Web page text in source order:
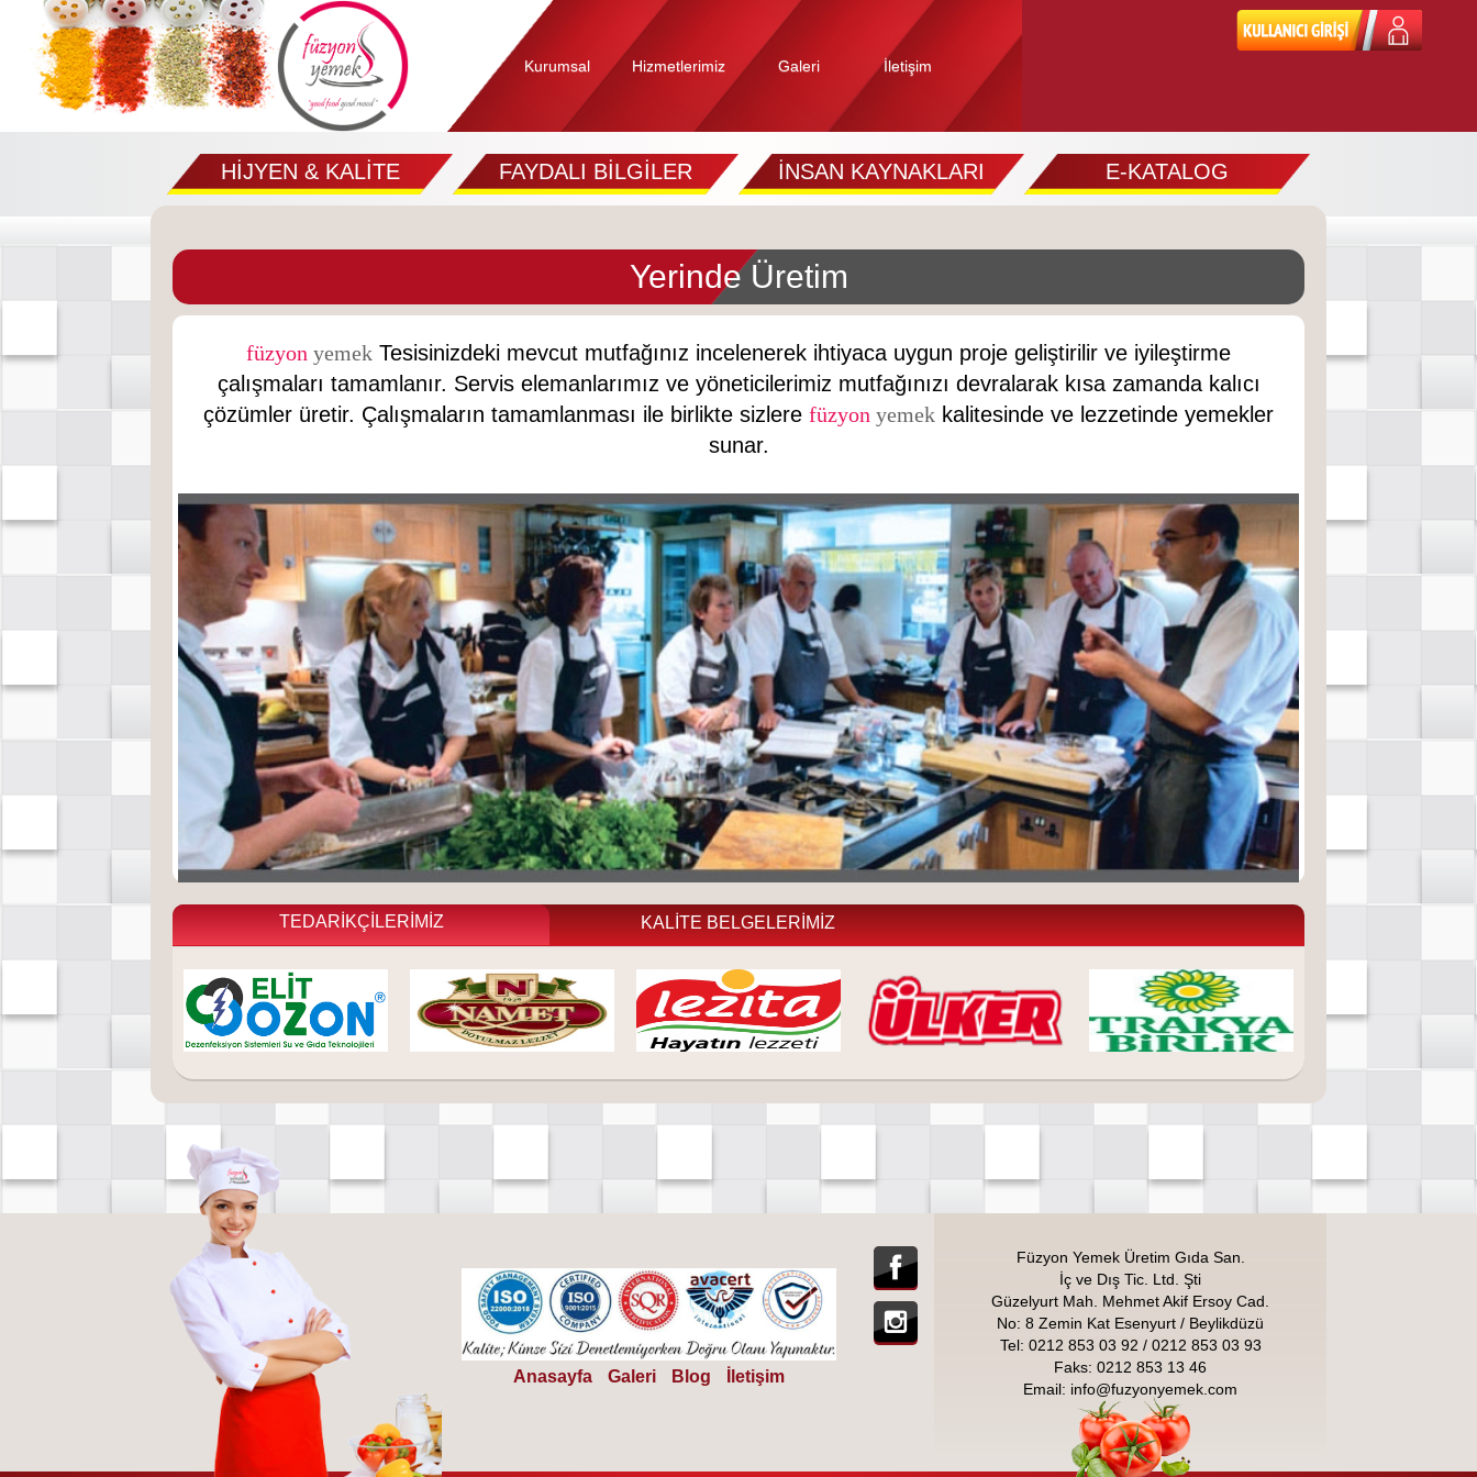
Kurumsal Hizmetlerimiz Galeri İletişim
E-KATALOG
İNSAN KAYNAKLARI
FAYDALI BİLGİLER
HİJYEN & KALİTE
Yerinde Üretim
füzyon yemek Tesisinizdeki mevcut mutfağınız incelenerek ihtiyaca uygun proje geliştirilir ve iyileştirme
çalışmaları tamamlanır. Servis elemanlarımız ve yöneticilerimiz mutfağınızı devralarak kısa zamanda kalıcı
çözümler üretir. Çalışmaların tamamlanması ile birlikte sizlere füzyon yemek kalitesinde ve lezzetinde yemekler
sunar.
TEDARİKÇİLERİMİZ KALİTE BELGELERİMİZ
Anasayfa Galeri Blog İletişim
Füzyon Yemek Üretim Gıda San.
İç ve Dış Tic. Ltd. Şti
Güzelyurt Mah. Mehmet Akif Ersoy Cad.
No: 8 Zemin Kat Esenyurt / Beylikdüzü
Tel: 0212 853 03 92 / 0212 853 03 93
Faks: 0212 853 13 46
Email: info@fuzyonyemek.com